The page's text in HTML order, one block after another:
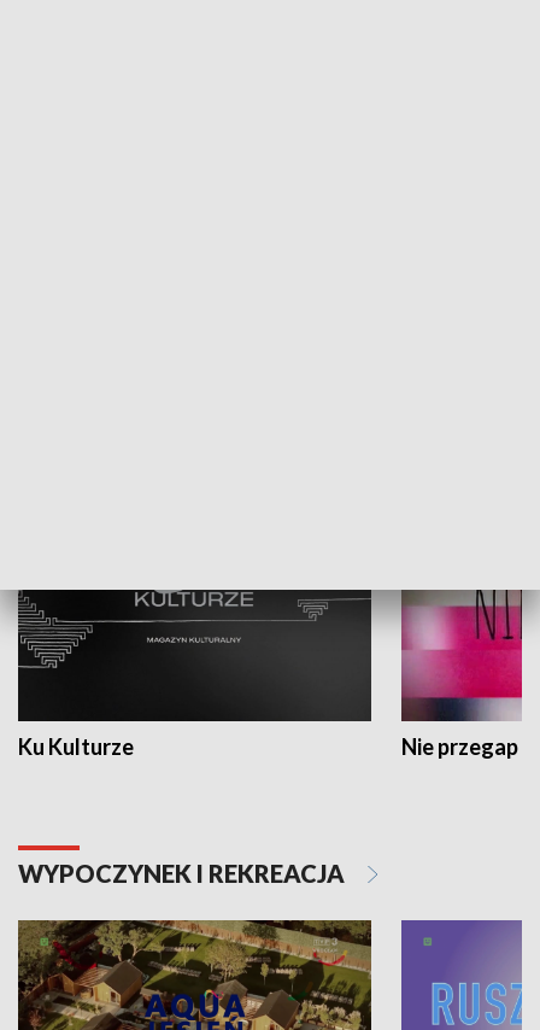
Ku Kulturze Nie przegap
WYPOCZYNEK I REKREACJA